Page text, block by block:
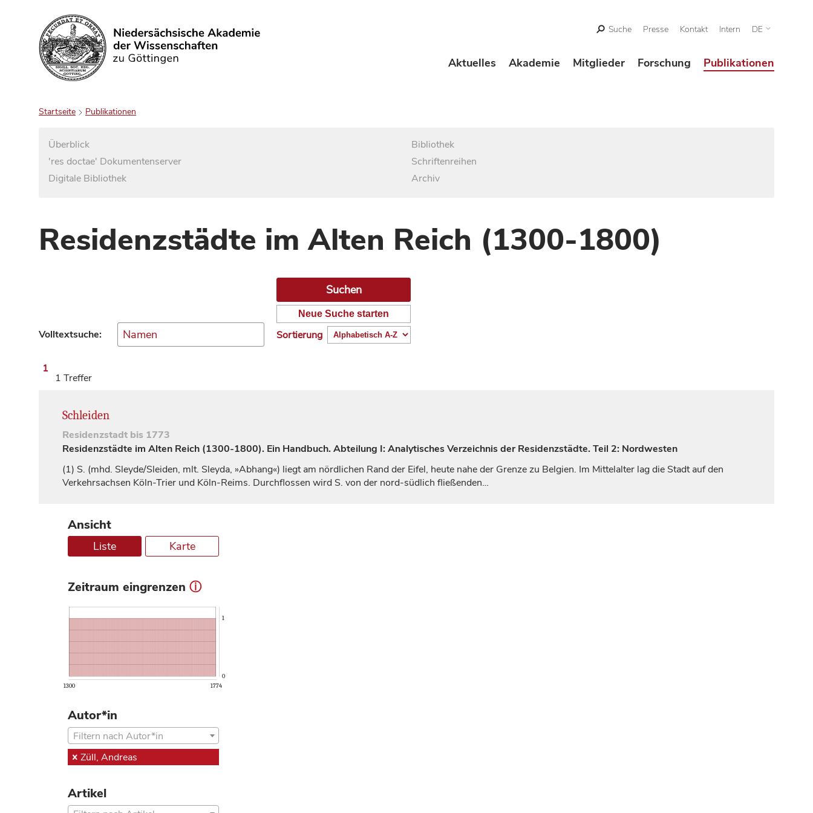
Suchen
Suche Presse Kontakt Intern DE
Aktuelles Akademie Mitglieder Forschung Publikationen
Startseite Publikationen
Überblick
'res doctae' Dokumentenserver
Digitale Bibliothek
Bibliothek
Schriftenreihen
Archiv
Residenzstädte im Alten Reich (1300-1800)
Volltextsuche:
Neue Suche starten
Sortierung
1
1 Treffer
Schleiden
Residenzstadt bis 1773
Residenzstädte im Alten Reich (1300-1800). Ein Handbuch. Abteilung I: Analytisches Verzeichnis der Residenzstädte. Teil 2: Nordwesten
(1) S. (mhd. Sleyde/Sleiden, mlt. Sleyda, »Abhang«) liegt am nördlichen Rand der Eifel, heute nahe der Grenze zu Belgien. Im Mittelalter lag die Stadt auf den
Verkehrsachsen Köln-Trier und Köln-Reims. Durchflossen wird S. von der nord-südlich fließenden…
Ansicht
Liste Karte
Zeitraum eingrenzen ⓘ
1300 1774
0
1
Autor*in
Filtern nach Autor*in
Züll, Andreas
Artikel